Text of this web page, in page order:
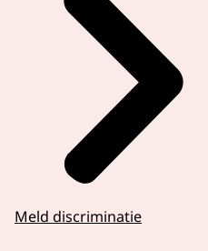
Meld discriminatie